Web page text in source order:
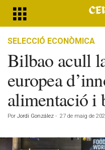
SELECCIÓ ECONÒMICA
Bilbao acull
europea
alimentació i
Por Jordi González - 27 de maig de